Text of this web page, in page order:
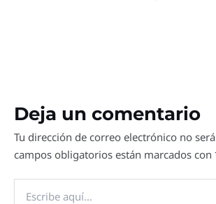
Deja un comentario
Tu dirección de correo electrónico no
campos obligatorios están marcados con
aquí...